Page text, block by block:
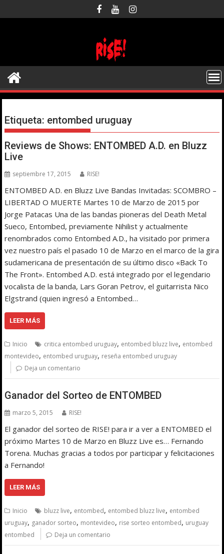
al
Etiqueta: entombed uruguay
Reviews de Shows: ENTOMBED A.D. en Bluzz
Live
septiembre 17, 2015 RISE!
ENTOMBED A.D. en Bluzz Live Bandas Invitadas: SCOMBRO –
LIBERTAD O MUERTE Martes 10 de Marzo de 2015 por
Jorge Patacas Una de las bandas pioneras del Death Metal
Sueco, Entombed, previamente Nihilist y actualmente
renombrados como Entombed A.D., ha visitado por primera
vez nuestro país el pasado 10 de Marzo en el marco de la gira
sudamericana de presentación de su último disco «Back To
The Front». Entombed A.D. está integrado por el legendario
vocalista de la banda, Lars Goran Petrov, el guitarrista Nico
Elgstrand (quien ingresó a Entombed…
LEER MÁS
Inicio critica entombed uruguay, entombed bluzz live, entombed
montevideo, entombed uruguay, reseña entombed uruguay
Deja un comentario
Ganador del Sorteo de ENTOMBED
marzo 5, 2015 RISE!
El ganador del sorteo de RISE! para ir a ver a ENTOMBED el
próximo Martes 10 de Marzo en Bluzz Live es… Fernando
Torena. Muchas gracias a todos por participar y felicitaciones
a Fernando!
LEER MÁS
Inicio bluzz live, entombed, entombed bluzz live, entombed
uruguay, ganador sorteo, montevideo, rise sorteo entombed, uruguay
entombed
Deja un comentario